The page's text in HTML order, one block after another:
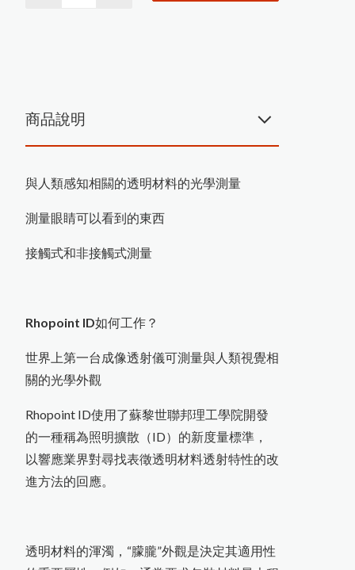
Menu
公司簡介
產品介紹
最新消息
商品洽詢
聯絡我們
Language
繁體中文
商品說明
與人類感知相闗的透明材料的光學測量
測量眼睛可以看到的東西
接觸式和非接觸式測量
Rhopoint ID如何工作？
世界上第一台成像透射儀可測量與人類視覺相
關的光學外觀
Rhopoint ID使用了蘇黎世聯邦理工學院開發
的一種稱為照明擴散（ID）的新度量標準，
以響應業界對尋找表徵透明材料透射特性的改
進方法的回應。
透明材料的渾濁，“朦朧”外觀是決定其適用性